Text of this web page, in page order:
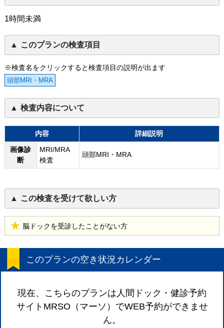
1時間未満
このプランの検査項目
※検査名をクリックすると検査項目の説明が出ます
頭部MRI・MRA
検査内容について
内容
詳細説明
画像診
断
MRI/MRA
検査
頭部MRI・MRA
この検査を受けて欲しい方
脳ドックを受診したことがない方
このプランの空き状況カレンダー
現在、こちらのプランは人間ドック・健診予約
サイトMRSO（マーソ）でWEB予約ができませ
ん。